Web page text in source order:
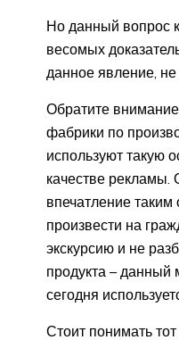
Но данный вопрос
весомых
данное явление, не
Обратите
фабрики по
используют такую
качестве рекламы.
впечатление
произвести на
экскурсию и не
продукта – данный
сегодня
Стоит понимать